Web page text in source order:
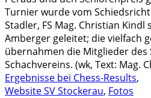
Turnier wurde vom
Stadler, FS Mag. Christian Kindl
Amberger geleitet; die vielfach
übernahmen die Mitglieder des
Schachvereins. (wk, Text: Mag.
Ergebnisse bei Chess-Results,
Website SV Stockerau, Fotos